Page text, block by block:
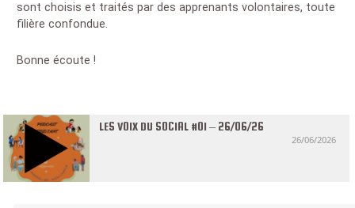
sont choisis et traités par des apprenants volontaires, toute
filière confondue.
Bonne écoute !
LES VOIX DU SOCIAL #01 – 26/06/26
26/06/2026